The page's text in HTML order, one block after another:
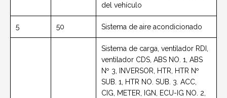
del vehículo
5 50 Sistema de aire acondicionado
Sistema de carga, ventilador RDI,
ventilador CDS, ABS NO. 1, ABS
Nº 3, INVERSOR, HTR, HTR Nº
SUB. 1, HTR NO. SUB. 3. ACC,
CIG, METER, IGN, ECU-IG NO. 2,